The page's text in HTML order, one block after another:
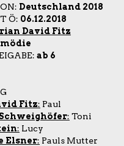
Deutschland 2018
Ö: 06.12.2018
David Fitz
ab 6
Fitz: Paul
: Toni
: Lucy
Elsner: Pauls Mutter